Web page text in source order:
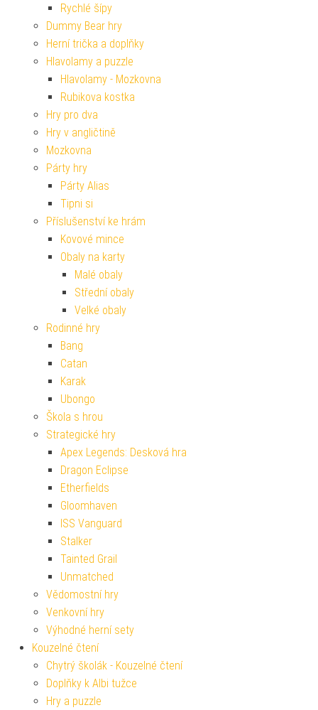
Rychlé šípy
Dummy Bear hry
Herní trička a doplňky
Hlavolamy a puzzle
Hlavolamy - Mozkovna
Rubikova kostka
Hry pro dva
Hry v angličtině
Mozkovna
Párty hry
Párty Alias
Tipni si
Příslušenství ke hrám
Kovové mince
Obaly na karty
Malé obaly
Střední obaly
Velké obaly
Rodinné hry
Bang
Catan
Karak
Ubongo
Škola s hrou
Strategické hry
Apex Legends: Desková hra
Dragon Eclipse
Etherfields
Gloomhaven
ISS Vanguard
Stalker
Tainted Grail
Unmatched
Vědomostní hry
Venkovní hry
Výhodné herní sety
Kouzelné čtení
Chytrý školák - Kouzelné čtení
Doplňky k Albi tužce
Hry a puzzle